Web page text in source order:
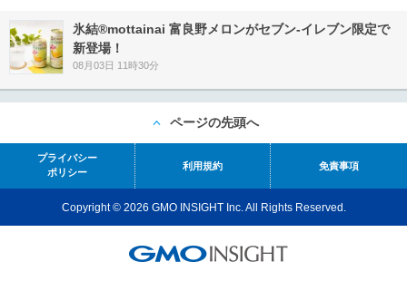
氷結®mottainai 富良野メロンがセブン‐イレブン限定で
新登場！
08月03日 11時30分
ページの先頭へ
プライバシー
ポリシー
利用規約 免責事項
Copyright © 2026 GMO INSIGHT Inc. All Rights Reserved.